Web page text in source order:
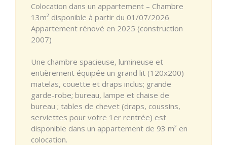
Colocation dans un appartement – Chambre
13m² disponible à partir du 01/07/2026
Appartement rénové en 2025 (construction
2007)
Une chambre spacieuse, lumineuse et
entièrement équipée un grand lit (120x200)
matelas, couette et draps inclus; grande
garde-robe; bureau, lampe et chaise de
bureau ; tables de chevet (draps, coussins,
serviettes pour votre 1er rentrée) est
disponible dans un appartement de 93 m² en
colocation.